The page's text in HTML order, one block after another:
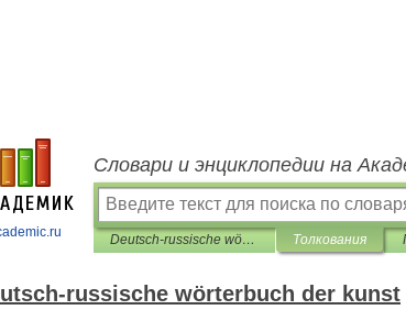
Словари и энциклопедии на
Deutsch-russische wörterbuch der kunst Толкования
russische wörterbuch der kunst